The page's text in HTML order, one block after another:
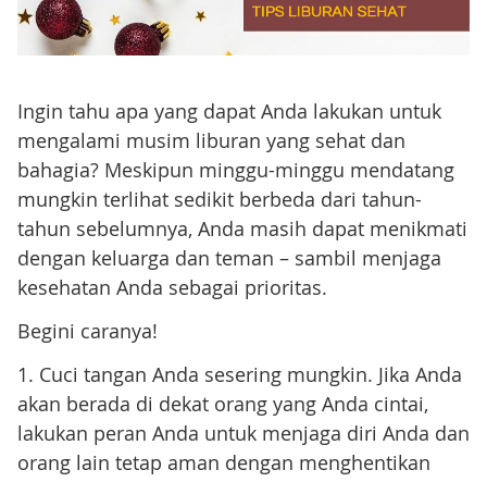
Ingin tahu apa yang dapat Anda lakukan untuk
mengalami musim liburan yang sehat dan
bahagia? Meskipun minggu-minggu mendatang
mungkin terlihat sedikit berbeda dari tahun-
tahun sebelumnya, Anda masih dapat menikmati
dengan keluarga dan teman – sambil menjaga
kesehatan Anda sebagai prioritas.
Begini caranya!
1. Cuci tangan Anda sesering mungkin. Jika Anda
akan berada di dekat orang yang Anda cintai,
lakukan peran Anda untuk menjaga diri Anda dan
orang lain tetap aman dengan menghentikan